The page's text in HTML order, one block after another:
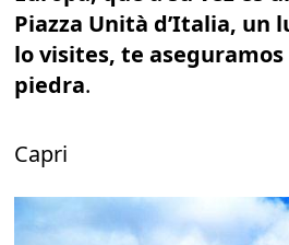
Piazza Unità d’Italia, un
lo visites, te
piedra.
Capri